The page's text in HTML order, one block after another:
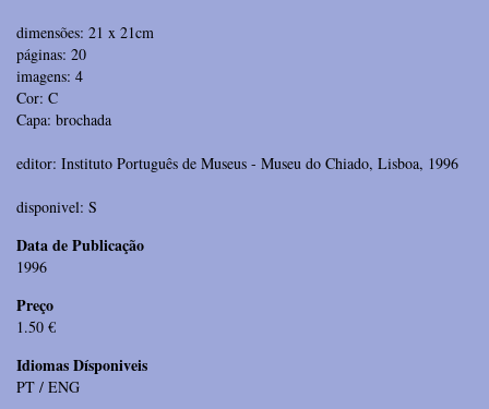
dimensões: 21 x 21cm
páginas: 20
imagens: 4
Cor: C
Capa: brochada
editor: Instituto Português de Museus - Museu do Chiado, Lisboa, 1996
disponivel: S
Data de Publicação
1996
Preço
1.50 €
Idiomas Dísponiveis
PT / ENG